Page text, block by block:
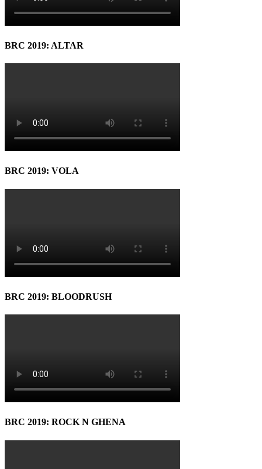
BRC 2019: ALTAR
BRC 2019: VOLA
BRC 2019: BLOODRUSH
BRC 2019: ROCK N GHENA